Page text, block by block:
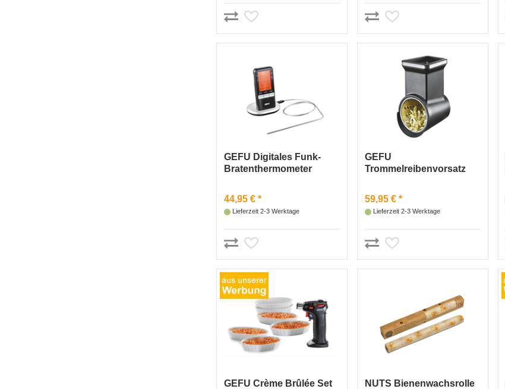
GEFU Digitales Funk-
Bratenthermometer
44,95 € *
Lieferzeit 2-3 Werktage
GEFU
Trommelreibenvorsatz
59,95 € *
Lieferzeit 2-3 Werktage
GEFU Crème Brûlée Set
NUTS Bienenwachsrolle